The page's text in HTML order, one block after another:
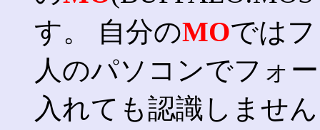
す。 自分のMOでは
人のパソコンでフォ
入れても認識しませ